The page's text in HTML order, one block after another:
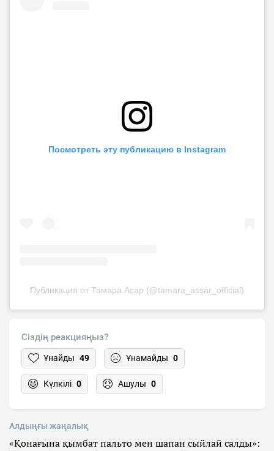
Посмотреть эту публикацию в Instagram
Публикация от Тамара Асар (@tamara_assar_official)
Сіздің реакцияңыз?
Ұнайды 49 Ұнамайды 0
Күлкілі 0 Ашулы 0
Алдыңғы жаңалық
«Қонағына қымбат пальто мен шапан сыйлай салды»: